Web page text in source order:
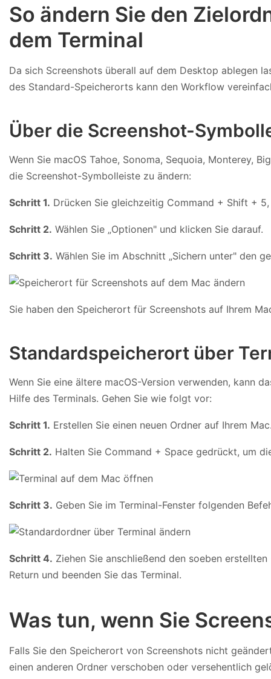
So ändern Sie den
dem Terminal
Da sich Screenshots überall auf dem Desktop ablegen
des Standard-Speicherorts kann den Workflow
Über die Screenshot-
Wenn Sie macOS Tahoe, Sonoma, Sequoia, Monterey,
die Screenshot-Symbolleiste zu ändern:
Schritt 1. Drücken Sie gleichzeitig Command + Shift +
Schritt 2. Wählen Sie „Optionen" und klicken Sie darauf.
Schritt 3. Wählen Sie im Abschnitt „Sichern unter" den
Sie haben den Speicherort für Screenshots auf Ihrem
Standardspeicherort über
Wenn Sie eine ältere macOS-Version verwenden, kann
Hilfe des Terminals. Gehen Sie wie folgt vor:
Schritt 1. Erstellen Sie einen neuen Ordner auf Ihrem
Schritt 2. Halten Sie Command + Space gedrückt, um
Schritt 3. Geben Sie im Terminal-Fenster folgenden
Schritt 4. Ziehen Sie anschließend den soeben
Return und beenden Sie das Terminal.
Was tun, wenn Sie
Falls Sie den Speicherort von Screenshots nicht
einen anderen Ordner verschoben oder versehentlich